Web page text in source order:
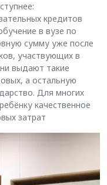
кредитов
в вузе по
сумму уже после
участвующих в
выдают такие
а остальную
Для многих
качественное
затрат